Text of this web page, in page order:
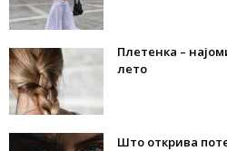
Плетенка –
лето
Што открива